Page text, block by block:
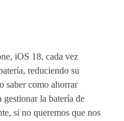
iOS 18, cada vez
reduciendo su
saber como ahorrar
gestionar la batería de
si no queremos que nos